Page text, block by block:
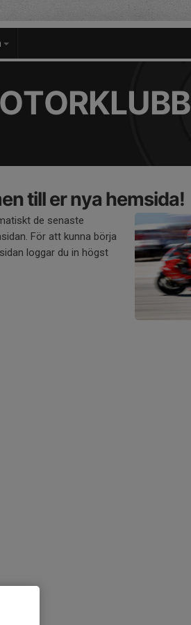
till er nya hemsida!
de senaste
För att kunna börja
loggar du in högst